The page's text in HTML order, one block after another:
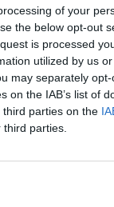
of your
the below opt-out
is processed
utilized by us
may separately
on the IAB’s list of
parties on the
parties.